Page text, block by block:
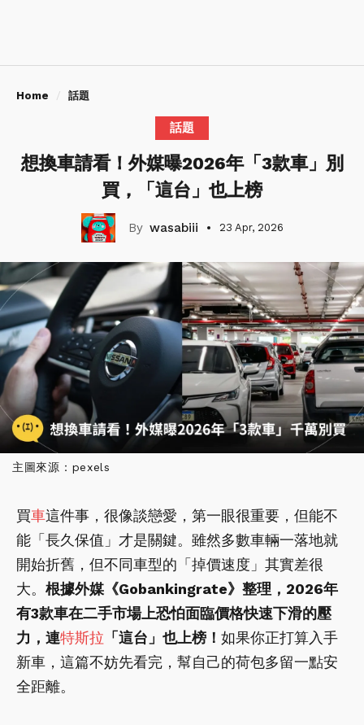
Home 話題
話題
想換車請看！外媒曝2026年「3款車」別
買，「這台」也上榜
wasabiii 23 Apr, 2026
主圖來源：pexels
買車這件事，很像談戀愛，第一眼很重要，但能不
能「長久保值」才是關鍵。雖然多數車輛一落地就
開始折舊，但不同車型的「掉價速度」其實差很
大。 根據外媒《Gobankingrate》整理，2026年
有3款車在二手市場上恐怕面臨價格快速下滑的壓
力，連特斯拉 「這台」也上榜！ 如果你正打算入手
新車，這篇不妨先看完，幫自己的荷包多留一點安
全距離。